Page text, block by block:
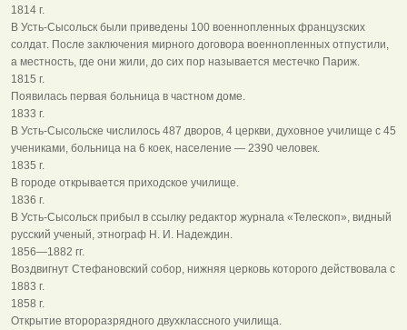
1814 г.
В Усть-Сысольск были приведены 100 военнопленных французских
солдат. После заключения мирного договора военнопленных отпустили,
а местность, где они жили, до сих пор называется местечко Париж.
1815 г.
Появилась первая больница в частном доме.
1833 г.
В Усть-Сысольске числилось 487 дворов, 4 церкви, духовное училище с 45
учениками, больница на 6 коек, население — 2390 человек.
1835 г.
В городе открывается приходское училище.
1836 г.
В Усть-Сысольск прибыл в ссылку редактор журнала «Телескоп», видный
русский ученый, этнограф Н. И. Надеждин.
1856—1882 гг.
Воздвигнут Стефановский собор, нижняя церковь которого действовала с
1883 г.
1858 г.
Открытие второразрядного двухклассного училища.